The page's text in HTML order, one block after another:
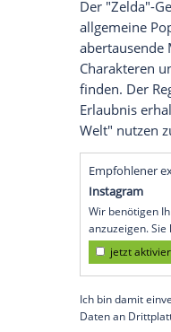
eine der
nicht
Mario"-
Er nahm
wie
einen
seinen
mit einer
ist es
eines